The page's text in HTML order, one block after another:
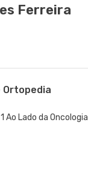
Ferreira
Ortopedia
Lado da